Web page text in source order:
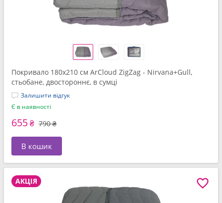
Покривало 180x210 см ArCloud ZigZag - Nirvana+Gull,
стьобане, двостороннє, в сумці
Залишити відгук
Є в наявності
655₴ 790 ₴
В кошик
АКЦІЯ